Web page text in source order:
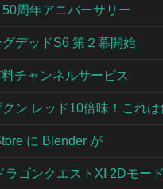
周年アニバーサリー
デッドS6 第２幕開始
チャンネルサービス
ン レッド10倍味！これは
に Blender が
ラゴンクエストXI 2Dモー